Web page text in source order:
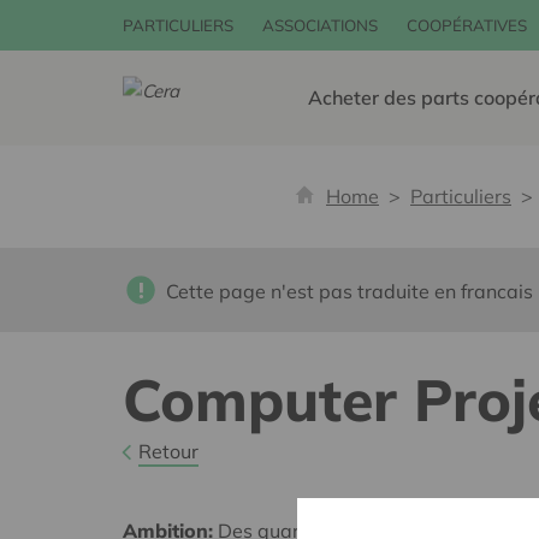
PARTICULIERS ASSOCIATIONS COOPÉRATIVES
Acheter des parts
Home Particuliers
Cette page n'est pas traduite en francais
Computer
Retour
Ambition: Des quartiers chaleureux et